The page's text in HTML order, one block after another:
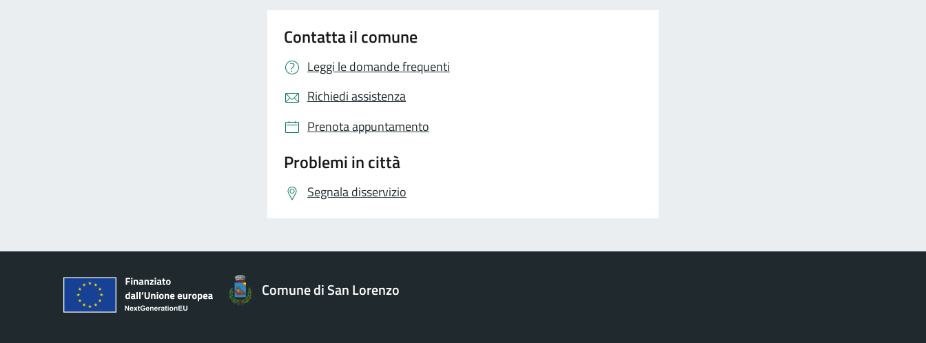
Contatta il comune
Leggi le domande frequenti
Richiedi assistenza
Prenota appuntamento
Problemi in città
Segnala disservizio
Comune di San Lorenzo